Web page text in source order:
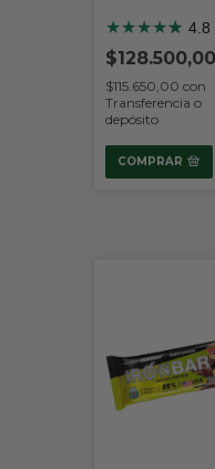
★★★★★
★ 4.8
$128.500,00
$115.650,00 con
Transferencia o
depósito
COMPRAR